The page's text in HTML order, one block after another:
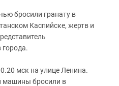
ЗА ПАЛЕСТИНУ
В ЧЕЧНЕ
АКТИВИСТОВ
И ПРОТЕСТЫ
бросили гранату в
Каспийске, жертв и
города.
мск на улице Ленина.
машины бросили в